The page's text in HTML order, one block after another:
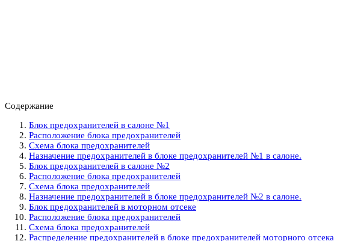
Содержание
Блок предохранителей в салоне №1
Расположение блока предохранителей
Схема блока предохранителей
Назначение предохранителей в блоке предохранителей №1 в салоне.
Блок предохранителей в салоне №2
Расположение блока предохранителей
Схема блока предохранителей
Назначение предохранителей в блоке предохранителей №2 в салоне.
Блок предохранителей в моторном отсеке
Расположение блока предохранителей
Схема блока предохранителей
Распределение предохранителей в блоке предохранителей моторного отсека